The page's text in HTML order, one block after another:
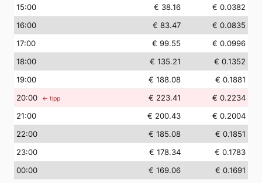
15:00 € 38.16
€ 0.0382
16:00 € 83.47
€ 0.0835
17:00 € 99.55
€ 0.0996
18:00 € 135.21
€ 0.1352
19:00 € 188.08
€ 0.1881
20:00 ← tipp € 223.41
€ 0.2234
21:00 € 200.43
€ 0.2004
22:00 € 185.08
€ 0.1851
23:00 € 178.34
€ 0.1783
00:00 € 169.06 € 0.1691